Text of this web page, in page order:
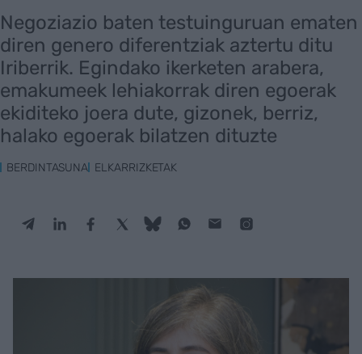
Negoziazio baten testuinguruan ematen
diren genero diferentziak aztertu ditu
Iriberrik. Egindako ikerketen arabera,
emakumeek lehiakorrak diren egoerak
ekiditeko joera dute, gizonek, berriz,
halako egoerak bilatzen dituzte
BERDINTASUNA ELKARRIZKETAK